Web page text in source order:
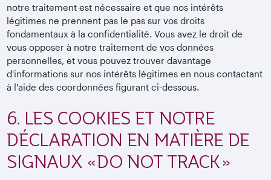
notre traitement est nécessaire et que nos intérêts
légitimes ne prennent pas le pas sur vos droits
fondamentaux à la confidentialité. Vous avez le droit de
vous opposer à notre traitement de vos données
personnelles, et vous pouvez trouver davantage
d'informations sur nos intérêts légitimes en nous contactant
à l'aide des coordonnées figurant ci-dessous.
6. LES COOKIES ET NOTRE
DÉCLARATION EN MATIÈRE DE
SIGNAUX « DO NOT TRACK »